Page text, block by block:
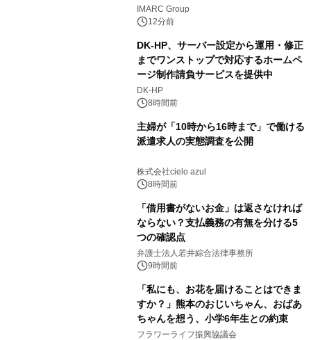
し、CAGR 3.42%で成長すると予測
IMARC Group
12分前
DK-HP、サーバー設定から運用・修正
までワンストップで対応するホームペ
ージ制作請負サービスを提供中
DK-HP
8時間前
主婦が「10時から16時まで」で働ける
派遣求人の実態調査を公開
株式会社cielo azul
8時間前
「借用書がないお金」は返さなければ
ならない？支払義務の有無を分ける5
つの確認点
弁護士法人若井綜合法律事務所
9時間前
「私にも、お花を届けることはできま
すか？」熊本のおじいちゃん、おばあ
ちゃんを想う、小学6年生との約束
フラワーライフ振興協議会